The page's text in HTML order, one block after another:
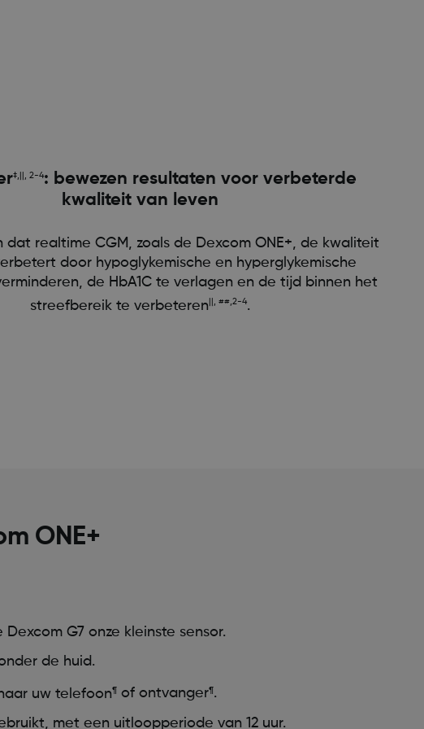
‡,||, 2-4: bewezen resultaten voor verbeterde
kwaliteit van leven
dat realtime CGM, zoals de Dexcom ONE+, de kwaliteit
door hypoglykemische en hyperglykemische
de HbA1C te verlagen en de tijd binnen het
streefbereik te verbeteren
||, ##,2-4.
ONE+
G7 onze kleinste sensor.
de huid.
uw telefoon¶ of ontvanger¶ .
met een uitloopperiode van 12 uur.